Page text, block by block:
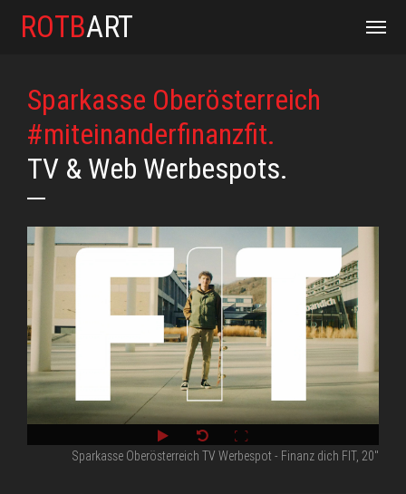
ROTBART
Sparkasse Oberösterreich
#miteinanderfinanzfit.
TV & Web Werbespots.
Sparkasse Oberösterreich TV Werbespot - Finanz dich FIT, 20''